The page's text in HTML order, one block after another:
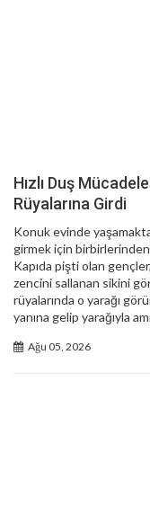
Hızlı Duş
Rüyalarına Girdi
Konuk evinde
girmek için birbirlerinden
Kapıda pişti olan
zencini sallanan sikini
rüyalarında o yarağı
yanına gelip yarağıyla
Ağu 05, 2026